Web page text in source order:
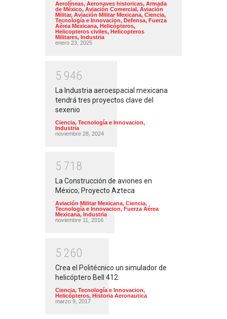
Aerolíneas, Aeronaves historicas, Armada
de México, Aviación Comercial, Aviación
Militar, Aviación Militar Mexicana, Ciencia,
Tecnología e Innovacion, Defensa, Fuerza
Aérea Mexicana, Helicópteros,
Helicopteros civiles, Helicopteros
Militares, Industria
enero 23, 2025
5 946
La Industria aeroespacial mexicana
tendrá tres proyectos clave del
sexenio
Ciencia, Tecnología e Innovacion,
Industria
noviembre 28, 2024
5 71 8
La Construcción de aviones en
México; Proyecto Azteca
Aviación Militar Mexicana, Ciencia,
Tecnología e Innovacion, Fuerza Aérea
Mexicana, Industria
noviembre 11, 2016
5 260
Crea el Politécnico un simulador de
helicóptero Bell 412.
Ciencia, Tecnología e Innovacion,
Helicópteros, Historia Aeronautica
marzo 9, 2017